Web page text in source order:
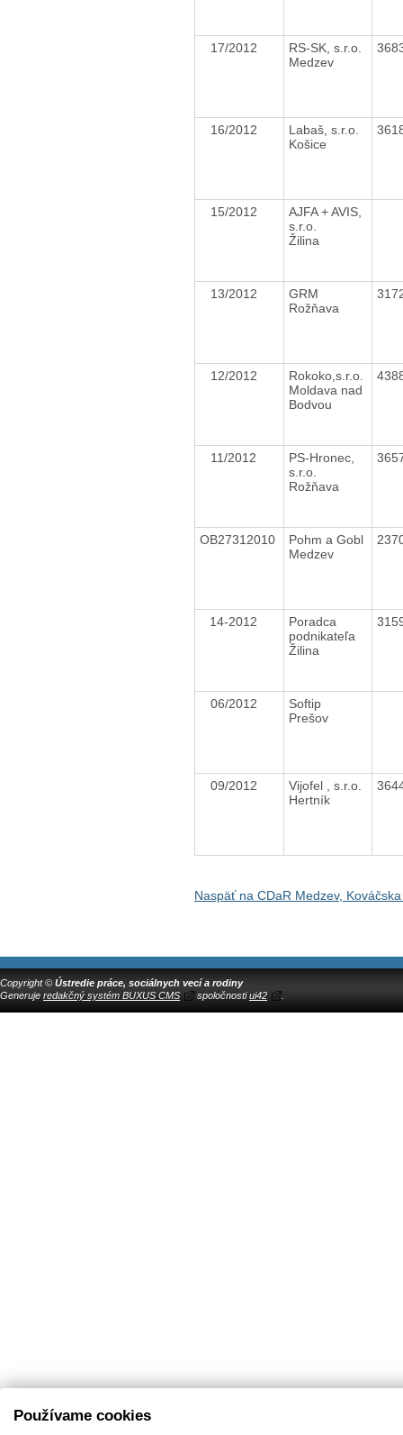
17/2012
RS-SK, s.r.o.
Medzev
16/2012
Labaš, s.r.o.
Košice
15/2012
AJFA + AVIS,
s.r.o.
Žilina
13/2012
GRM
Rožňava
12/2012
Rokoko,s.r.o.
Moldava nad
Bodvou
11/2012
PS-Hronec,
s.r.o.
Rožňava
OB27312010
Pohm a Gobl
Medzev
14-2012
Poradca
podnikateľa
Žilina
06/2012
Softip
Prešov
09/2012
Vijofel , s.r.o.
Hertník
Naspäť na CDaR Medzev,
Copyright © Ústredie práce, sociálnych vecí a rodiny
Generuje redakčný systém BUXUS CMS spoločnostiui42
Používame cookies